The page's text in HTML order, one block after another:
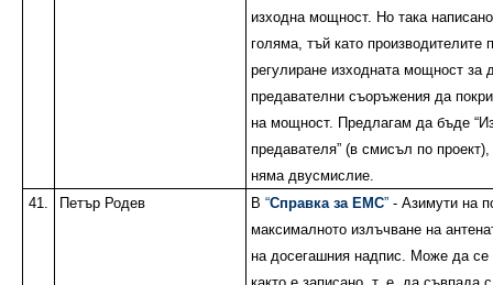
изходна мощност. Но така
голяма, тъй като производителите
регулиране изходната мощност за
предавателни съоръжения да
на мощност. Предлагам да бъде
предавателя” (в смисъл по
няма двусмислие.
41.
Петър Родев В“Справка за ЕМС”- Азимути на
максималното излъчване на
на досегашния надпис. Може да се